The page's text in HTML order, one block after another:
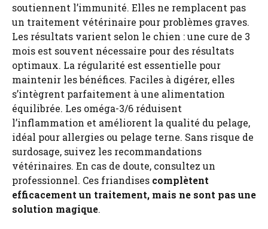
soutiennent l’immunité. Elles ne remplacent pas
un traitement vétérinaire pour problèmes graves.
Les résultats varient selon le chien : une cure de 3
mois est souvent nécessaire pour des résultats
optimaux. La régularité est essentielle pour
maintenir les bénéfices. Faciles à digérer, elles
s’intègrent parfaitement à une alimentation
équilibrée. Les oméga-3/6 réduisent
l’inflammation et améliorent la qualité du pelage,
idéal pour allergies ou pelage terne. Sans risque de
surdosage, suivez les recommandations
vétérinaires. En cas de doute, consultez un
professionnel. Ces friandises complètent
efficacement un traitement, mais ne sont pas une
solution magique.